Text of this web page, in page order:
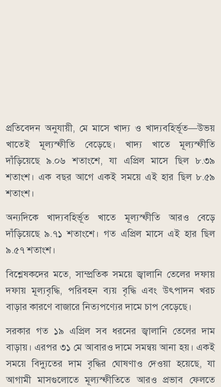
প্রতিবেদন অনুযায়ী, মে মাসে খাদ্য ও খাদ্যবহির্ভূত—উভয়
খাতেই মূল্যস্ফীতি বেড়েছে। খাদ্য খাতে মূল্যস্ফীতি
দাঁড়িয়েছে ৯.০৬ শতাংশে, যা এপ্রিল মাসে ছিল ৮.৩৯
শতাংশ। এক বছর আগে একই সময়ে এই হার ছিল ৮.৫৯
শতাংশ।
অন্যদিকে খাদ্যবহির্ভূত খাতে মূল্যস্ফীতি আরও বেড়ে
দাঁড়িয়েছে ৯.৭১ শতাংশে। গত এপ্রিল মাসে এই হার ছিল
৯.৫৭ শতাংশ।
বিশ্লেষকদের মতে, সাম্প্রতিক সময়ে জ্বালানি তেলের দফায়
দফায় মূল্যবৃদ্ধি, পরিবহন ব্যয় বৃদ্ধি এবং উৎপাদন খরচ
বাড়ার কারণে বাজারে নিত্যপণ্যের দামে চাপ বেড়েছে।
সরকার গত ১৯ এপ্রিল সব ধরনের জ্বালানি তেলের দাম
বাড়ায়। এরপর ৩১ মে আবারও দামে সমন্বয় আনা হয়। একই
সময়ে বিদ্যুতের দাম বৃদ্ধির ঘোষণাও দেওয়া হয়েছে, যা
আগামী মাসগুলোতে মূল্যস্ফীতিতে আরও প্রভাব ফেলতে